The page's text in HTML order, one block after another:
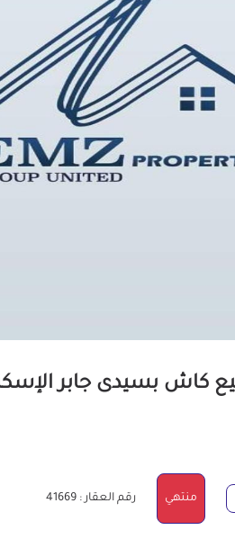
منتهي رقم العقار : 41669